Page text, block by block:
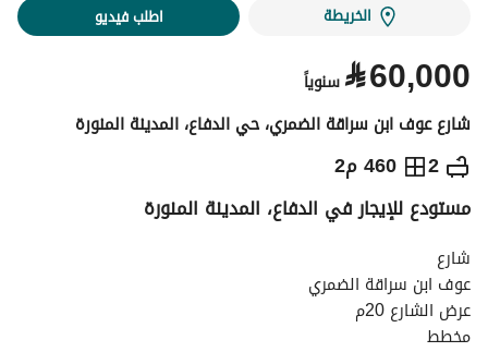
الخريطة اطلب فيديو
⃁60,000 سنوياً
شارع عوف ابن سراقة الضمري، حي الدفاع، المدينة المنورة
2 460 م2 ⃁
60,000 سنوياً
الإعلان الاماكن القريبة
مستودع للإيجار في الدفاع، المدينة المنورة
شارع
عوف ابن سراقة الضمري
عرض الشارع 20م
مخطط